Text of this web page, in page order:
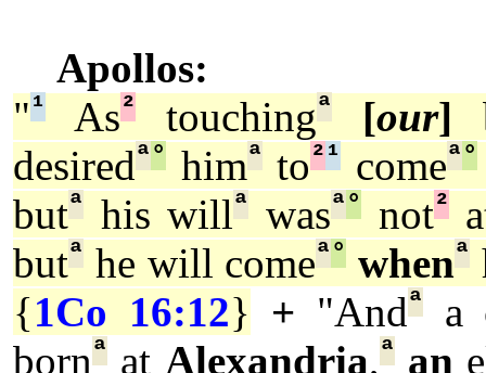
Apollos:
"¹ As² touchingª [our]
desiredª° himª to²¹ comeª°
butª his willª wasª°not²
butª he will comeª° whenª
{1Co 16:12} + "Andªa
bornª at Alexandria,ª an